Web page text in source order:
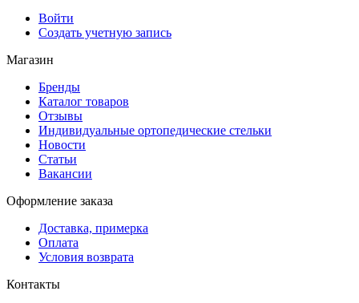
Войти
Создать учетную запись
Магазин
Бренды
Каталог товаров
Отзывы
Индивидуальные ортопедические стельки
Новости
Статьи
Вакансии
Оформление заказа
Доставка, примерка
Оплата
Условия возврата
Контакты